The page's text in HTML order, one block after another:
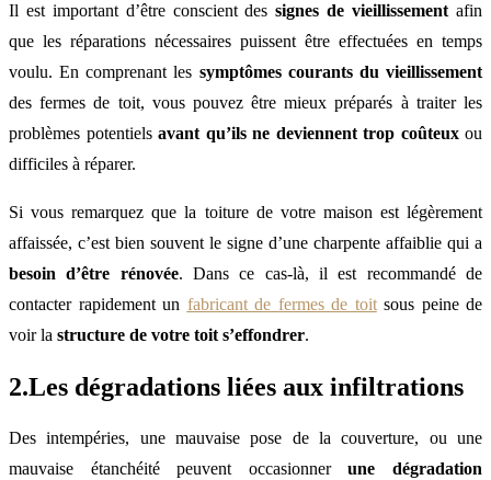
Il est important d’être conscient dessignes de vieillissement afin
que les réparations nécessaires puissent être effectuées en temps
voulu. En comprenant les symptômes courants du vieillissement
des fermes de toit, vous pouvez être mieux préparés à traiter les
problèmes potentiels avant qu’ils ne deviennent trop coûteux ou
difficiles à réparer.
Si vous remarquez que la toiture de votre maison est légèrement
affaissée, c’est bien souvent le signe d’une charpente affaiblie qui a
besoin d’être rénovée. Dans ce cas-là, il est recommandé de
contacter rapidement un fabricant de fermes de toitsous peine de
voir la structure de votre toit s’effondrer.
2.Les dégradations liées aux infiltrations
Des intempéries, une mauvaise pose de la couverture, ou une
mauvaise étanchéité peuvent occasionnerune dégradation